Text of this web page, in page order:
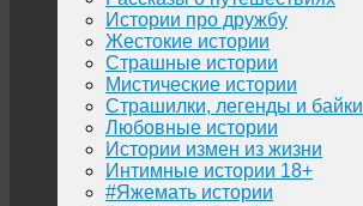
Истории про дружбу
Жестокие истории
Страшные истории
Мистические истории
Страшилки, легенды и байки
Любовные истории
Истории измен из жизни
Интимные истории 18+
#Яжемать истории